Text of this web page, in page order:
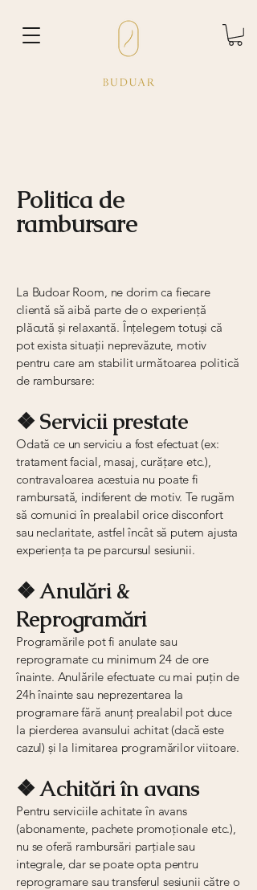
Politica de
rambursare
La Budoar Room, ne dorim ca fiecare
clientă să aibă parte de o experiență
plăcută și relaxantă. Înțelegem totuși că
pot exista situații neprevăzute, motiv
pentru care am stabilit următoarea politică
de rambursare:
❖ Servicii prestate
Odată ce un serviciu a fost efectuat (ex:
tratament facial, masaj, curățare etc.),
contravaloarea acestuia nu poate fi
rambursată, indiferent de motiv. Te rugăm
să comunici în prealabil orice disconfort
sau neclaritate, astfel încât să putem ajusta
experiența ta pe parcursul sesiunii.
❖ Anulări &
Reprogramări
Programările pot fi anulate sau
reprogramate cu minimum 24 de ore
înainte. Anulările efectuate cu mai puțin de
24h înainte sau neprezentarea la
programare fără anunț prealabil pot duce
la pierderea avansului achitat (dacă este
cazul) și la limitarea programărilor viitoare.
❖ Achitări în avans
Pentru serviciile achitate în avans
(abonamente, pachete promoționale etc.),
nu se oferă rambursări parțiale sau
integrale, dar se poate opta pentru
reprogramare sau transferul sesiunii către o